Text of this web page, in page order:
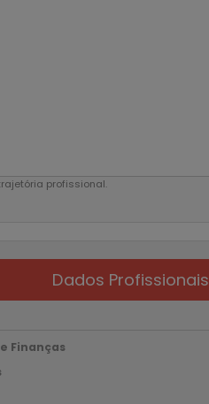
profissional.
Dados Profissionais
Finanças